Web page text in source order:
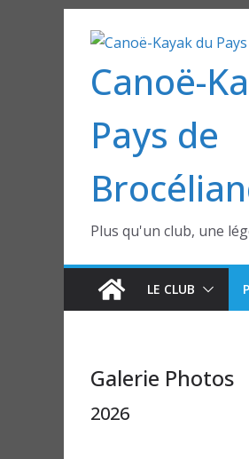
contenuCanoë-
Pays de
Plus qu'un club, une
LE CLUB
Galerie Photos
2026